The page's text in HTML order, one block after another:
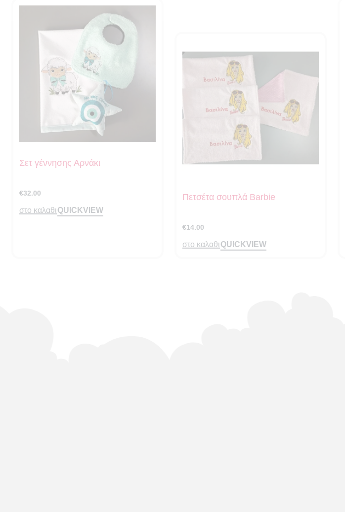
Σετ γέννησης Αρνάκι
€32.00
στο καλαθιQUICKVIEW
Πετσέτα σουπλά Barbie
€14.00
στο καλαθιQUICKVIEW